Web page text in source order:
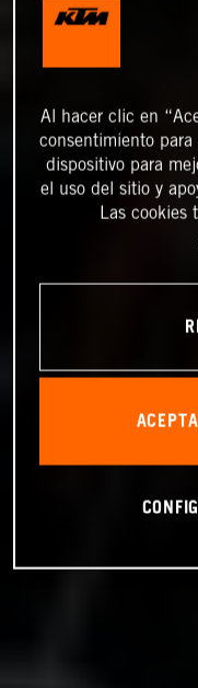
Al hacer clic en
consentimiento
dispositivo para
el uso del sitio y
Las cookies